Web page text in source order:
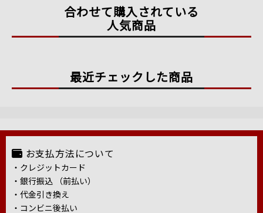
合わせて購入されている
人気商品
最近チェックした商品
お支払方法について
・クレジットカード
・銀行振込 （前払い）
・代金引き換え
・コンビニ後払い